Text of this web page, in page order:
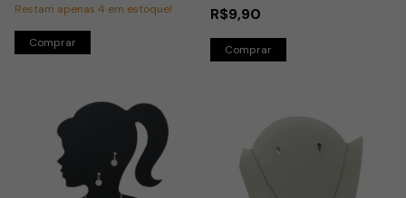
Restam apenas 4 em estoque! R$9,90
Comprar